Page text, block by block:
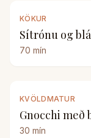
KÖKUR
Sítrónu og
70 mín
KVÖLDMATUR
Gnocchi með
30 mín